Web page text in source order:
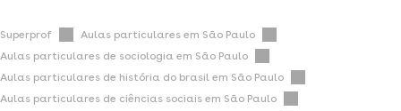
Superprof
Aulas particulares em São Paulo
Aulas particulares de sociologia em São Paulo
Aulas particulares de história do brasil em São Paulo
Aulas particulares de ciências sociais em São Paulo